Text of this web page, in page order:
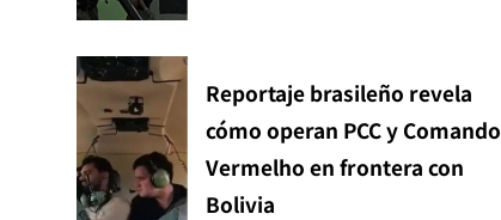
Reportaje brasileño revela
cómo operan PCC y Comando
Vermelho en frontera con
Bolivia